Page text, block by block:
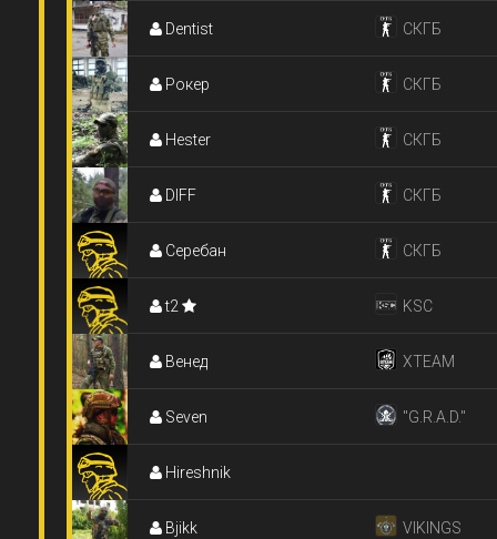
Dentist СКГБ
Рокер СКГБ
Hester СКГБ
DIFF СКГБ
Серебан СКГБ
t2 KSC
Венед XTEAM
Seven "G.R.A.D."
Hireshnik
Bjikk VIKINGS